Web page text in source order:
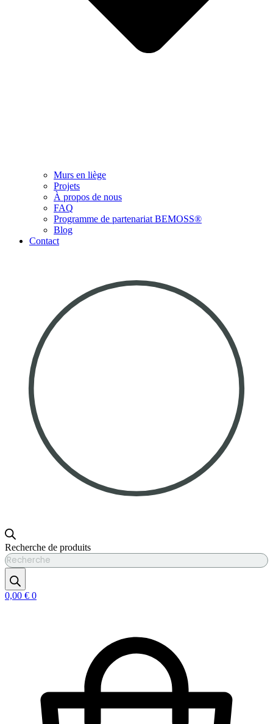
Murs en liège
Projets
À propos de nous
FAQ
Programme de partenariat BEMOSS®
Blog
Contact
Recherche de produits
0,00 € 0